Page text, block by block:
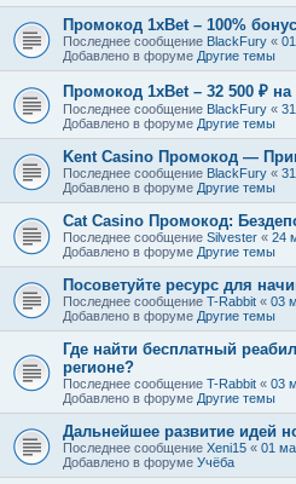
Промокод 1xBet – 100%
Последнее сообщение BlackFury «
Добавлено в форуме Другие темы
Промокод 1xBet – 32 500 ₽
Последнее сообщение BlackFury «
Добавлено в форуме Другие темы
Kent Casino Промокод —
Последнее сообщение BlackFury «
Добавлено в форуме Другие темы
Cat Casino Промокод:
Последнее сообщение Silvester « 24
Добавлено в форуме Другие темы
Посоветуйте ресурс для
Последнее сообщение T-Rabbit « 03
Добавлено в форуме Другие темы
Где найти бесплатный
регионе?
Последнее сообщение T-Rabbit « 03
Добавлено в форуме Другие темы
Дальнейшее развитие идей
Последнее сообщение Xeni15 « 01
Добавлено в форуме Учёба